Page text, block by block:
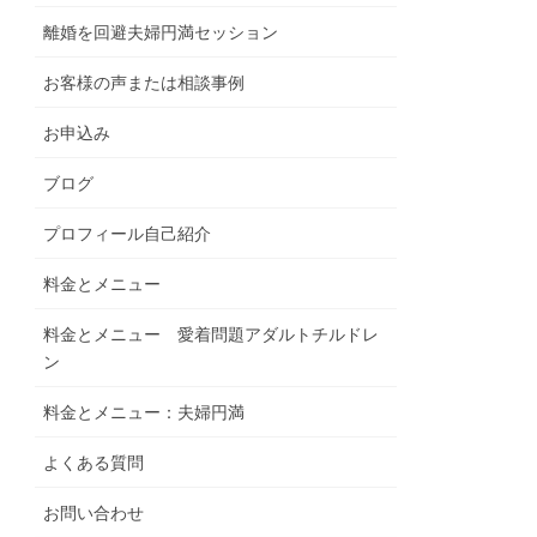
離婚を回避夫婦円満セッション
お客様の声または相談事例
お申込み
ブログ
プロフィール自己紹介
料金とメニュー
料金とメニュー 愛着問題アダルトチルドレ
ン
料金とメニュー：夫婦円満
よくある質問
お問い合わせ